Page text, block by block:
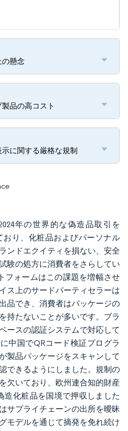
懸念
品の高コスト
に関する厳格な規制
年の世界的な偽造品取引を
おり、化粧品およびパーソナル
ンドエクイティを損ない、安全
験の処方に消費者をさらしてい
フォームはこの課題を増幅させ
ス上のサードパーティセラーは
品でき、消費者はパッケージの
持たないことが多いです。ブラ
ースの認証システムで対応して
中国でQRコード検証プログラ
製品パッケージをスキャンして
できるようにしました。規制の
欠いており、欧州連合知的財産
造化粧品を国境で押収しました
サプライチェーンの出所を曖昧
モデルを通じて摘発を免れ続け